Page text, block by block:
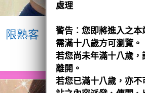
限熟客【八德】宥瑄 泰國
閱讀全文
處理
警告︰您即將進入之本
需滿十八歲方可瀏覽。
若您尚未年滿十八歲，
離開。
若您已滿十八歲，亦不